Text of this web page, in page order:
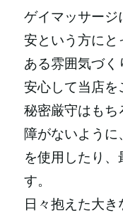
ゲイマッサージ
安という方にと
ある雰囲気づく
安心して当店を
秘密厳守はもち
障がないように
を使用したり、
す。
日々抱えた大